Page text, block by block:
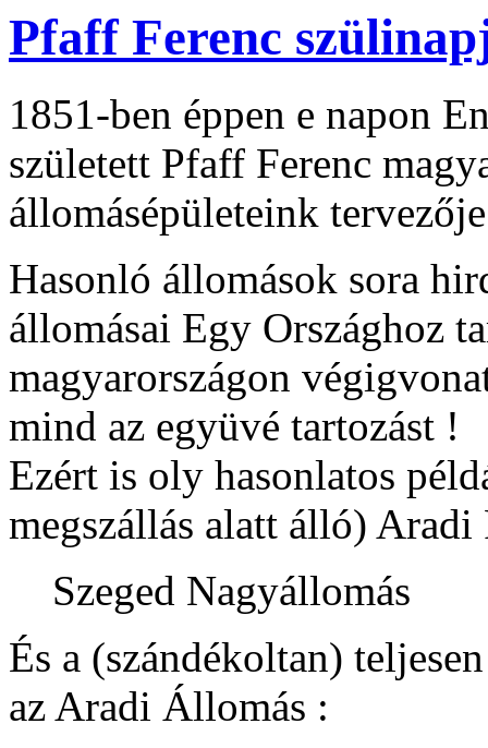
Pfaff Ferenc
1851-ben éppen e napon
született Pfaff Ferenc
állomásépületeink
Hasonló állomások sora
állomásai Egy Országhoz
magyarországon
mind az együvé tartozást !
Ezért is oly hasonlatos
megszállás alatt álló)
Szeged Nagyállomás
És a (szándékoltan)
az Aradi Állomás :